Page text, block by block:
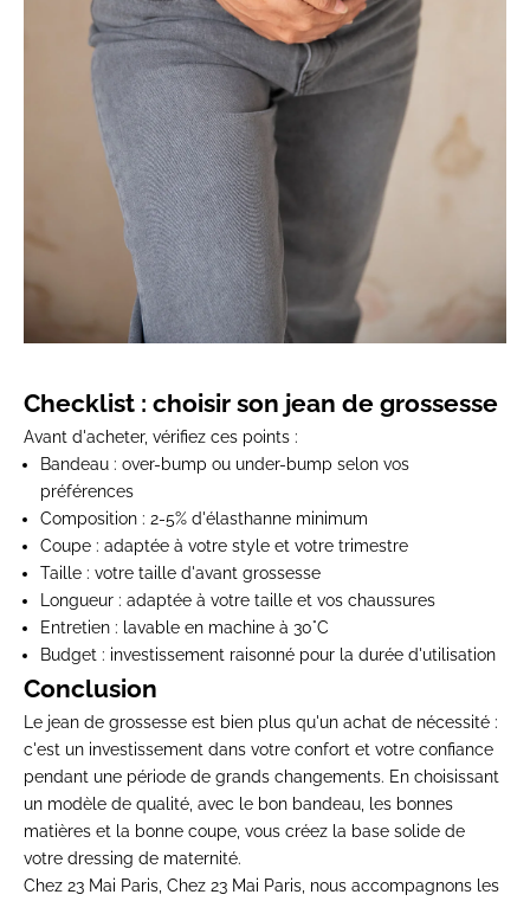
Checklist : choisir son jean de grossesse
Avant d'acheter, vérifiez ces points :
Bandeau : over-bump ou under-bump selon vos
préférences
Composition : 2-5% d'élasthanne minimum
Coupe : adaptée à votre style et votre trimestre
Taille : votre taille d'avant grossesse
Longueur : adaptée à votre taille et vos chaussures
Entretien : lavable en machine à 30°C
Budget : investissement raisonné pour la durée d'utilisation
Conclusion
Le jean de grossesse est bien plus qu'un achat de nécessité :
c'est un investissement dans votre confort et votre confiance
pendant une période de grands changements. En choisissant
un modèle de qualité, avec le bon bandeau, les bonnes
matières et la bonne coupe, vous créez la base solide de
votre dressing de maternité.
Chez 23 Mai Paris, Chez 23 Mai Paris, nous accompagnons les